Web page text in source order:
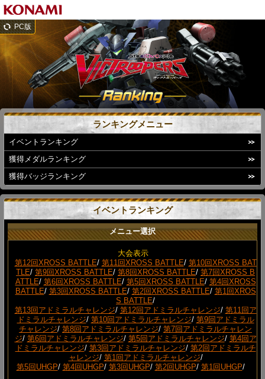
PC版
ランキングメニュー
イベントランキング
獲得メダルランキング
獲得バッジランキング
イベントランキング
メニュー選択
大会表示
第12回XROSS BATTLE/ 第11回XROSS BATTLE/ 第10回XROSS BAT
TLE/ 第9回XROSS BATTLE/ 第8回XROSS BATTLE/ 第7回XROSS B
ATTLE/ 第6回XROSS BATTLE/ 第5回XROSS BATTLE/ 第4回XROSS
BATTLE/ 第3回XROSS BATTLE/ 第2回XROSS BATTLE/ 第1回XROS
S BATTLE/
第13回アドミラルチャレンジ/ 第12回アドミラルチャレンジ/ 第11回ア
ドミラルチャレンジ/ 第10回アドミラルチャレンジ/ 第9回アドミラル
チャレンジ/ 第8回アドミラルチャレンジ/ 第7回アドミラルチャレン
ジ/ 第6回アドミラルチャレンジ/ 第5回アドミラルチャレンジ/ 第4回ア
ドミラルチャレンジ/ 第3回アドミラルチャレンジ/ 第2回アドミラルチ
ャレンジ/ 第1回アドミラルチャレンジ/
第5回UHGP/ 第4回UHGP/ 第3回UHGP/ 第2回UHGP/ 第1回UHGP/